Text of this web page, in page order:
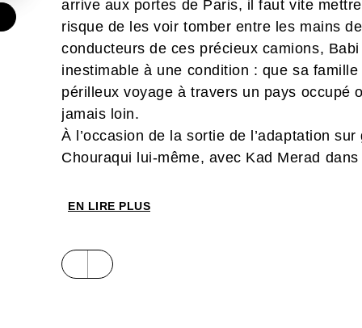
arrive aux portes de Paris, il faut vite
risque de les voir tomber entre les mains
conducteurs de ces précieux camions,
inestimable à une condition : que sa
périlleux voyage à travers un pays occupé
jamais loin.
À l’occasion de la sortie de l’adaptation
Chouraqui lui-même, avec Kad Merad
Élie Chouraqui rend ici un vibrant
EN LIRE PLUS